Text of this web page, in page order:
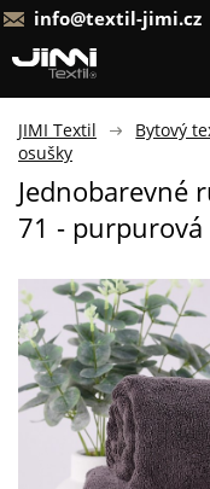
info@textil-jimi.cz
JIMI Textil Bytový
osušky
Jednobarevné
71 - purpurová